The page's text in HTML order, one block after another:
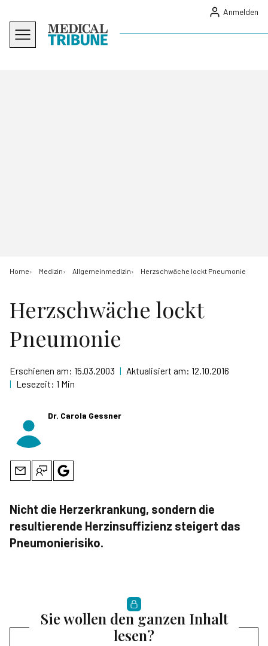
Anmelden
Home Medizin Allgemeinmedizin Herzschwäche lockt Pneumonie
Herzschwäche lockt
Pneumonie
Erschienen am: 15.03.2003 | Aktualisiert am: 12.10.2016
| Lesezeit: 1 Min
Dr. Carola Gessner
Nicht die Herzerkrankung, sondern die
resultierende Herzinsuffizienz steigert das
Pneumonierisiko.
Sie wollen den ganzen Inhalt
lesen?